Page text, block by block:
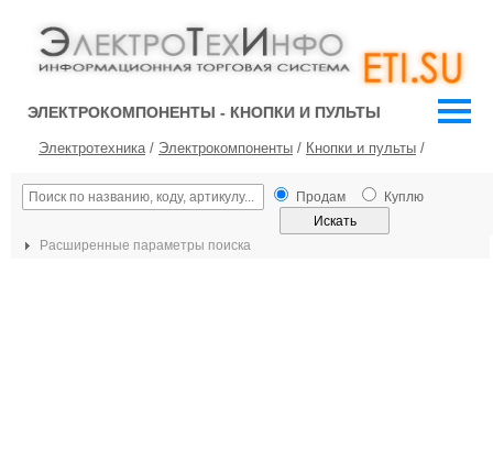
ЭЛЕКТРОКОМПОНЕНТЫ - КНОПКИ И ПУЛЬТЫ
Электротехника/ Электрокомпоненты / Кнопки и пульты /
Продам Куплю
Расширенные параметры поиска